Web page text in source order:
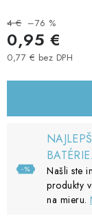
4 € –76 %
0,95 €
0,77 € bez DPH
BATÉRIE.
Našli ste
produkty
na mieru.